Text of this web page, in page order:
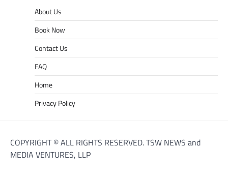
About Us
Book Now
Contact Us
FAQ
Home
Privacy Policy
COPYRIGHT © ALL RIGHTS RESERVED. TSW NEWS and
MEDIA VENTURES, LLP